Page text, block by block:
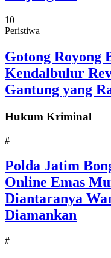
10
Peristiwa
Gotong Royong
Kendalbulur
Gantung yang
Hukum Kriminal
#
Polda Jatim
Online Emas
Diantaranya
Diamankan
#